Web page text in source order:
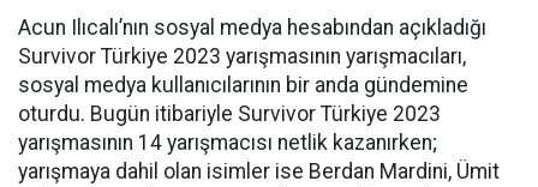
Acun Ilıcalı’nın sosyal medya hesabından açıkladığı
Survivor Türkiye 2023 yarışmasının yarışmacıları,
sosyal medya kullanıcılarının bir anda gündemine
oturdu. Bugün itibariyle Survivor Türkiye 2023
yarışmasının 14 yarışmacısı netlik kazanırken;
yarışmaya dahil olan isimler ise Berdan Mardini, Ümit